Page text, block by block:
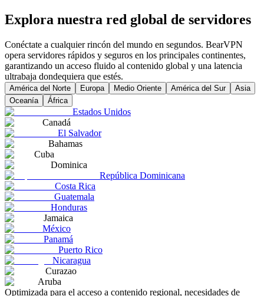
Explora nuestra red global de servidores
Conéctate a cualquier rincón del mundo en segundos. BearVPN
opera servidores rápidos y seguros en los principales continentes,
garantizando un acceso fluido al contenido global y una latencia
ultrabaja dondequiera que estés.
América del Norte Europa Medio Oriente América del Sur
Asia
Oceanía
África
Estados Unidos
Canadá
El Salvador
Bahamas
Cuba
Dominica
República Dominicana
Costa Rica
Guatemala
Honduras
Jamaica
México
Panamá
Puerto Rico
Nicaragua
Curazao
Aruba
Optimizada para el acceso a contenido regional, necesidades de